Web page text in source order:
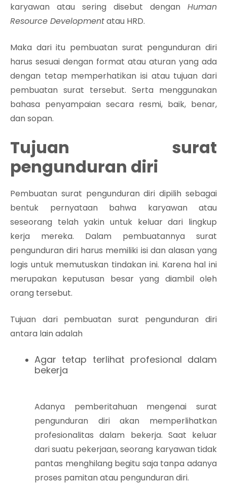
karyawan atau sering disebut dengan Human
Resource Developmentatau HRD.
Maka dari itu pembuatan surat pengunduran diri
harus sesuai dengan format atau aturan yang ada
dengan tetap memperhatikan isi atau tujuan dari
pembuatan surat tersebut. Serta menggunakan
bahasa penyampaian secara resmi, baik, benar,
dan sopan.
Tujuan surat
pengunduran diri
Pembuatan surat pengunduran diri dipilih sebagai
bentuk pernyataan bahwa karyawan atau
seseorang telah yakin untuk keluar dari lingkup
kerja mereka. Dalam pembuatannya surat
pengunduran diri harus memiliki isi dan alasan yang
logis untuk memutuskan tindakan ini. Karena hal ini
merupakan keputusan besar yang diambil oleh
orang tersebut.
Tujuan dari pembuatan surat pengunduran diri
antara lain adalah
Agar tetap terlihat profesional dalam
bekerja
Adanya pemberitahuan mengenai surat
pengunduran diri akan memperlihatkan
profesionalitas dalam bekerja. Saat keluar
dari suatu pekerjaan, seorang karyawan tidak
pantas menghilang begitu saja tanpa adanya
proses pamitan atau pengunduran diri.